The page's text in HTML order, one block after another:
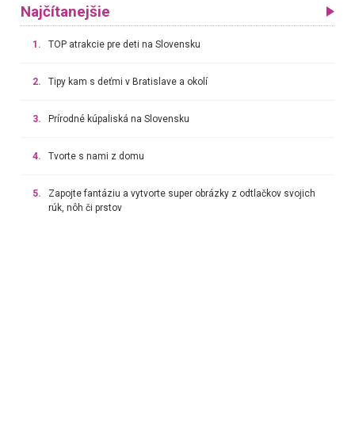
Najčítanejšie
1. TOP atrakcie pre deti na Slovensku
2. Tipy kam s deťmi v Bratislave a okolí
3. Prírodné kúpaliská na Slovensku
4. Tvorte s nami z domu
5.
Zapojte fantáziu a vytvorte super obrázky z odtlačkov svojich
rúk, nôh či prstov